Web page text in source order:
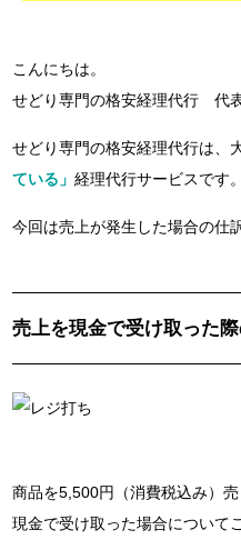
こんにちは。
せどり専門の格安経理代行 代表
せどり専門の格安経理代行は、
ている」経理代行サービスです。
今回は売上が発生した場合の仕
売上を現金で受け取った
商品を5,500円（消費税込み）
現金で受け取った場合について